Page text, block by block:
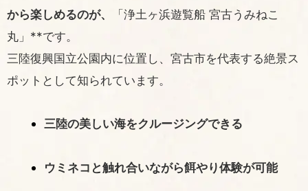
から楽しめるのが、
「浄土ヶ浜遊覧船 宮古うみねこ
丸」**です。
三陸復興国立公園内に位置し、宮古市を代表する絶景ス
ポットとして知られています。
三陸の美しい海をクルージングできる
ウミネコと触れ合いながら餌やり体験が可能